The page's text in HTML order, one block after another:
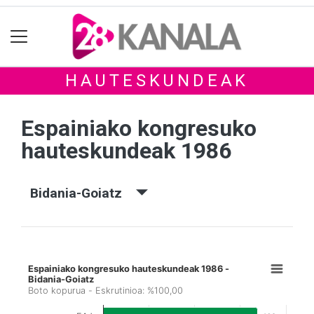
HAUTESKUNDEAK
Espainiako kongresuko
hauteskundeak 1986
Bidania-Goiatz
Espainiako kongresuko hauteskundeak 1986 -
Bidania-Goiatz
Boto kopurua - Eskrutinioa: %100,00